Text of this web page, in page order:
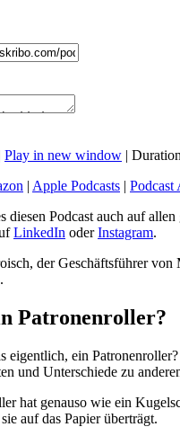
Play in new window |
| Apple Podcasts | Podcast
diesen Podcast auch auf
LinkedIn oderInstagram.
der Geschäftsführer von
.
Patronenroller?
eigentlich, ein
und Unterschiede zu
hat genauso wie ein
auf das Papier überträgt.